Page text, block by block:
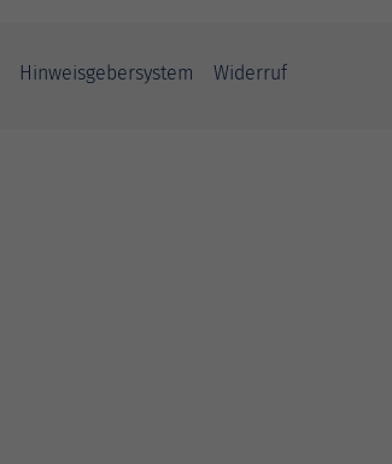
Hinweisgebersystem Widerruf